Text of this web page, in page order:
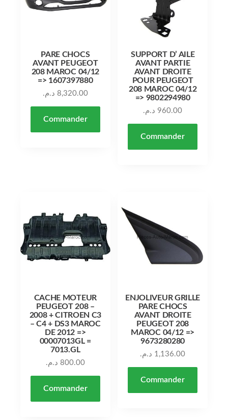
PARE CHOCS
AVANT PEUGEOT
208 MAROC 04/12
=> 1607397880
8,320.00 د.م.
Commander
SUPPORT D’ AILE
AVANT PARTIE
AVANT DROITE
POUR PEUGEOT
208 MAROC 04/12
=> 9802294980
960.00 د.م.
Commander
CACHE MOTEUR
PEUGEOT 208 –
2008 + CITROEN C3
– C4 + DS3 MAROC
DE 2012 =>
00007013GL =
7013.GL
800.00 د.م.
Commander
ENJOLIVEUR GRILLE
PARE CHOCS
AVANT DROITE
PEUGEOT 208
MAROC 04/12 =>
9673280280
1,136.00 د.م.
Commander